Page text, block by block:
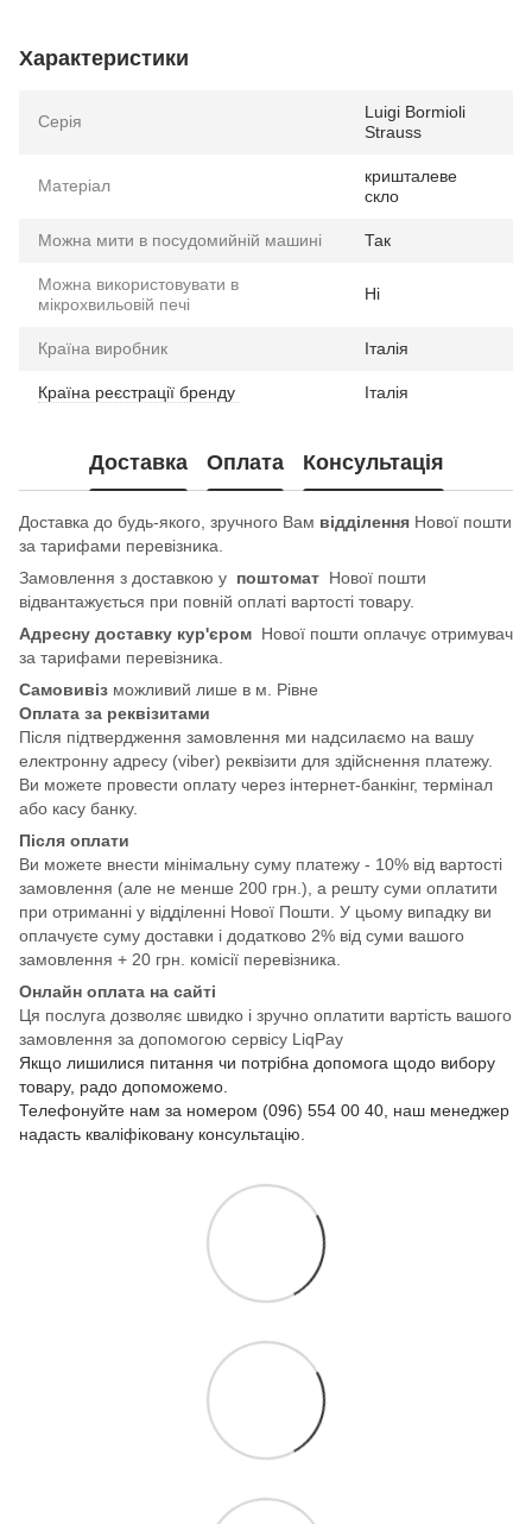
Характеристики
Серія
Luigi Bormioli
Strauss
Матеріал
кришталеве
скло
Можна мити в посудомийній машині Так
Можна використовувати в
мікрохвильовій печі
Ні
Країна виробник Італія
Країна реєстрації бренду Італія
Доставка Оплата Консультація
Доставка до будь-якого, зручного Вам відділення Нової пошти
за тарифами перевізника.
Замовлення з доставкою у поштомат Нової пошти
відвантажується при повній оплаті вартості товару.
Адресну доставку кур'єром Нової пошти оплачує отримувач
за тарифами перевізника.
Самовивіз можливий лише в м. Рівне
Оплата за реквізитами
Після підтвердження замовлення ми надсилаємо на вашу
електронну адресу (viber) реквізити для здійснення платежу.
Ви можете провести оплату через інтернет-банкінг, термінал
або касу банку.
Після оплати
Ви можете внести мінімальну суму платежу - 10% від вартості
замовлення (але не менше 200 грн.), а решту суми оплатити
при отриманні у відділенні Нової Пошти. У цьому випадку ви
оплачуєте суму доставки і додатково 2% від суми вашого
замовлення + 20 грн. комісії перевізника.
Онлайн оплата на сайті
Ця послуга дозволяє швидко і зручно оплатити вартість вашого
замовлення за допомогою сервісу LiqPay
Якщо лишилися питання чи потрібна допомога щодо вибору
товару, радо допоможемо.
Телефонуйте нам за номером (096) 554 00 40, наш менеджер
надасть кваліфіковану консультацію.